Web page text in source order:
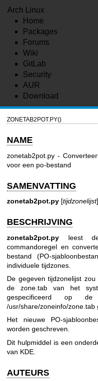
Arch Linux
Home
Packages
Forums
Wiki
GitLab
Security
AUR
Download
ZONETAB2POT.PY()
NAME
zonetab2pot.py -
voor een po-bestand
SAMENVATTING
zonetab2pot.py [tijdzonelijst]
BESCHRIJVING
zonetab2pot.py leest
commandoregel en
bestand (PO-
individuele tijdzones.
De gegeven tijdzonelijst
de zone.tab van het
gespecificeerd op de
/usr/share/zoneinfo/zone.tab
Het nieuwe PO-
worden geschreven.
Dit hulpmiddel is een
van KDE.
AUTEURS